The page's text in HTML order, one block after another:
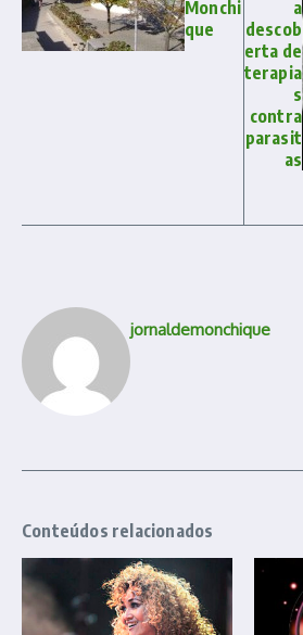
Monchi
que
a
descob
erta de
terapia
s
contra
parasit
as
jornaldemonchique
Conteúdos relacionados